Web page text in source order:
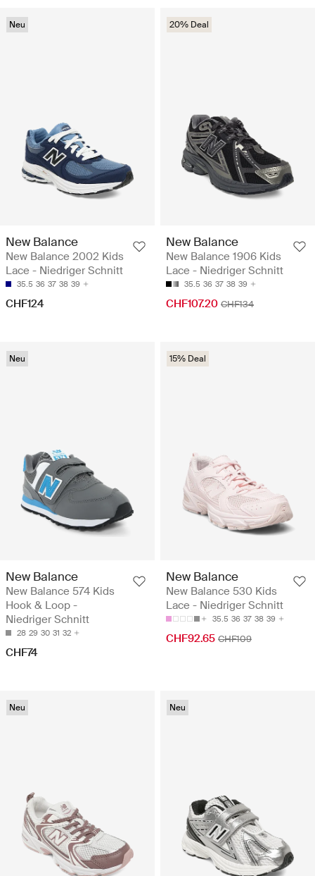
Neu
New Balance
New Balance 2002 Kids
Lace - Niedriger Schnitt
35.5 36 37 38 39
CHF124
20% Deal
New Balance
New Balance 1906 Kids
Lace - Niedriger Schnitt
35.5 36 37 38 39
CHF107.20 CHF134
Neu
New Balance
New Balance 574 Kids
Hook & Loop -
Niedriger Schnitt
28 29 30 31 32
CHF74
15% Deal
New Balance
New Balance 530 Kids
Lace - Niedriger Schnitt
35.5 36 37 38 39
CHF92.65 CHF109
Neu Neu